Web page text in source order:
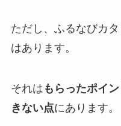
ただし、ふるなびカ
はあります。
それは もらったポイ
きない点にあります。